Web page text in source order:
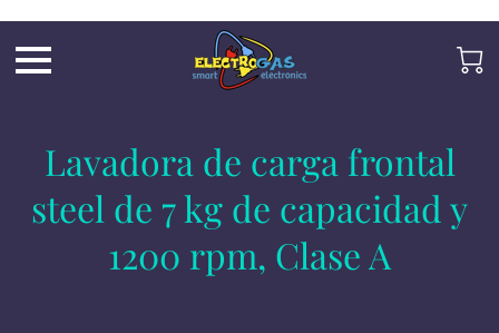
Lavadora de carga frontal
steel de 7 kg de capacidad y
1200 rpm, Clase A